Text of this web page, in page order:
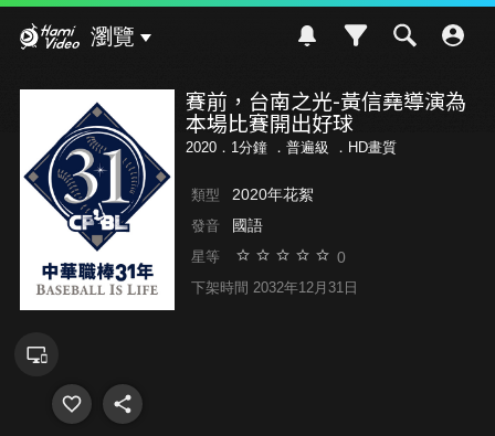
瀏覽
賽前，台南之光-黃信堯導演為
本場比賽開出好球
2020．1分鐘 ． 普遍級 ．HD畫質
類型 2020年花絮
發音 國語
星等 0
下架時間 2032年12月31日